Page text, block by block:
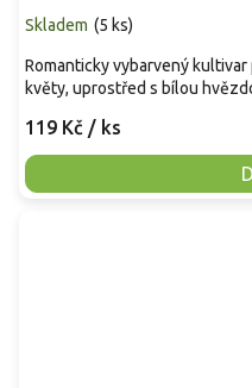
Skladem (5 ks)
119 Kč / ks
Romanticky vybarvený
květy, uprostřed s bílou